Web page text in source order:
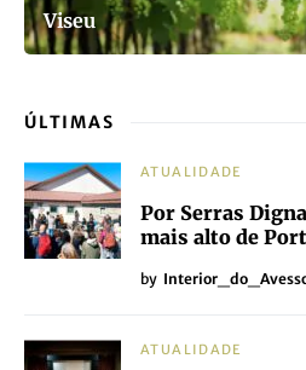
Viseu
ÚLTIMAS
ATUALIDADE
Por Serras
mais alto de
by
ATUALIDADE